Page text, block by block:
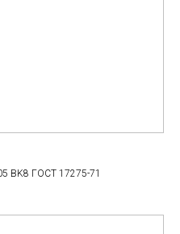
BK8 ГОСТ 17275-71